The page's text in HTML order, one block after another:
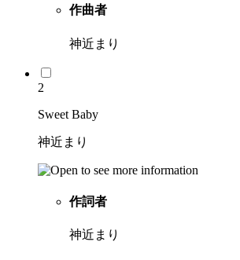
作曲者
神近まり
2
Sweet Baby
神近まり
作詞者
神近まり